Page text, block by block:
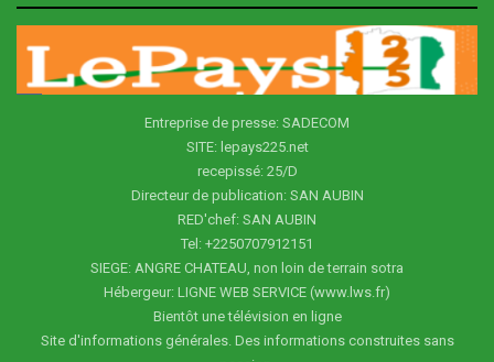
Entreprise de presse: SADECOM
SITE: lepays225.net
recepissé: 25/D
Directeur de publication: SAN AUBIN
RED'chef: SAN AUBIN
Tel: +2250707912151
SIEGE: ANGRE CHATEAU, non loin de terrain sotra
Hébergeur: LIGNE WEB SERVICE (www.lws.fr)
Bientôt une télévision en ligne
Site d'informations générales. Des informations construites sans